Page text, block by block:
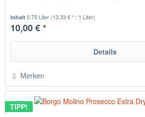
Inhalt0.75 Liter (13,33 € * / 1 Liter)
10,00 € *
Details
Merken
TIPP!